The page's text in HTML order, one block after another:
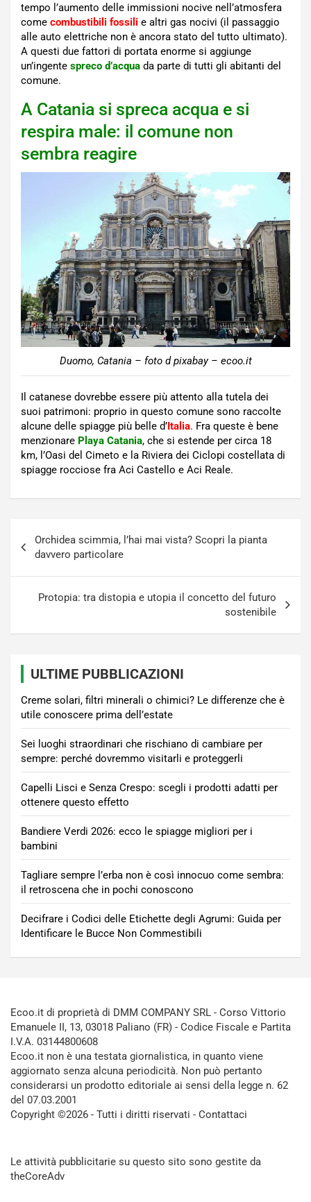
tempo l’aumento delle immissioni nocive nell’atmosfera
come combustibili fossili e altri gas nocivi (il passaggio
alle auto elettriche non è ancora stato del tutto ultimato).
A questi due fattori di portata enorme si aggiunge
un’ingente spreco d’acqua da parte di tutti gli abitanti del
comune.
A Catania si spreca acqua e si
respira male: il comune non
sembra reagire
Duomo, Catania – foto d pixabay – ecoo.it
Il catanese dovrebbe essere più attento alla tutela dei
suoi patrimoni: proprio in questo comune sono raccolte
alcune delle spiagge più belle d’Italia. Fra queste è bene
menzionare Playa Catania, che si estende per circa 18
km, l’Oasi del Cimeto e la Riviera dei Ciclopi costellata di
spiagge rocciose fra Aci Castello e Aci Reale.
articoli
Orchidea scimmia, l’hai mai vista? Scopri la pianta
davvero particolare
Protopia: tra distopia e utopia il concetto del futuro
sostenibile
ULTIME PUBBLICAZIONI
Creme solari, filtri minerali o chimici? Le differenze che è
utile conoscere prima dell’estate
Sei luoghi straordinari che rischiano di cambiare per
sempre: perché dovremmo visitarli e proteggerli
Capelli Lisci e Senza Crespo: scegli i prodotti adatti per
ottenere questo effetto
Bandiere Verdi 2026: ecco le spiagge migliori per i
bambini
Tagliare sempre l’erba non è così innocuo come sembra:
il retroscena che in pochi conoscono
Decifrare i Codici delle Etichette degli Agrumi: Guida per
Identificare le Bucce Non Commestibili
Ecoo.it di proprietà di DMM COMPANY SRL - Corso Vittorio
Emanuele II, 13, 03018 Paliano (FR) - Codice Fiscale e Partita
I.V.A. 03144800608
Ecoo.it non è una testata giornalistica, in quanto viene
aggiornato senza alcuna periodicità. Non può pertanto
considerarsi un prodotto editoriale ai sensi della legge n. 62
del 07.03.2001
Copyright ©2026 - Tutti i diritti riservati - Contattaci
Le attività pubblicitarie su questo sito sono gestite da
theCoreAdv